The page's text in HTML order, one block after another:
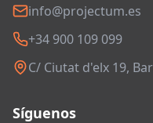
info@projectum.es
+34 900 109 099
C/ Ciutat d'elx 19,
Síguenos